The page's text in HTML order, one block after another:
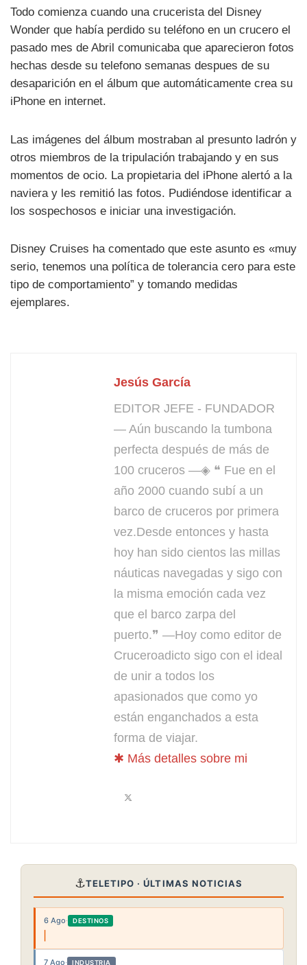
Todo comienza cuando una crucerista del Disney
Wonder que había perdido su teléfono en un crucero el
pasado mes de Abril comunicaba que aparecieron fotos
hechas desde su telefono semanas despues de su
desaparición en el álbum que automáticamente crea su
iPhone en internet.
Las imágenes del álbum mostraban al presunto ladrón y
otros miembros de la tripulación trabajando y en sus
momentos de ocio. La propietaria del iPhone alertó a la
naviera y les remitió las fotos. Pudiéndose identificar a
los sospechosos e iniciar una investigación.
Disney Cruises ha comentado que este asunto es «muy
serio, tenemos una política de tolerancia cero para este
tipo de comportamiento” y tomando medidas
ejemplares.
Jesús García
EDITOR JEFE - FUNDADOR
— Aún buscando la tumbona
perfecta después de más de
100 cruceros —◈ ❝ Fue en el
año 2000 cuando subí a un
barco de cruceros por primera
vez.Desde entonces y hasta
hoy han sido cientos las millas
náuticas navegadas y sigo con
la misma emoción cada vez
que el barco zarpa del
puerto.❞ —Hoy como editor de
Cruceroadicto sigo con el ideal
de unir a todos los
apasionados que como yo
están enganchados a esta
forma de viajar.
✱ Más detalles sobre mi
⚓TELETIPO · ÚLTIMAS NOTICIAS
6 Ago· DESTINOS
7 Ago· INDUSTRIA